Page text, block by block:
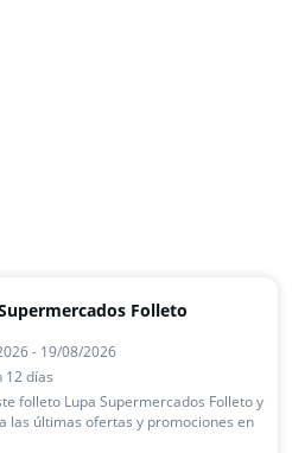
Folleto
- 19/08/2026
12 días
folleto Lupa Supermercados Folleto y
las últimas ofertas y promociones en